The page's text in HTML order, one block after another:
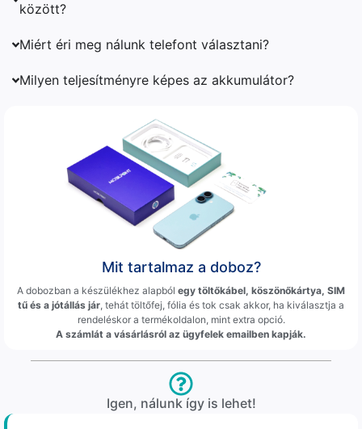
között?
Miért éri meg nálunk telefont választani?
Milyen teljesítményre képes az akkumulátor?
Mit tartalmaz a doboz?
A dobozban a készülékhez alapból egy töltőkábel, köszönőkártya, SIM
tű és a jótállás jár , tehát töltőfej, fólia és tok csak akkor, ha kiválasztja a
rendeléskor a termékoldalon, mint extra opció.
A számlát a vásárlásról az ügyfelek emailben kapják.
Igen, nálunk így is lehet!